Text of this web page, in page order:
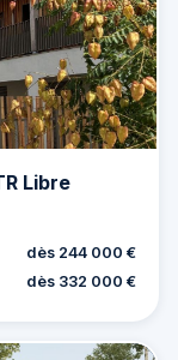
Libre
dès 244 000 €
dès 332 000 €